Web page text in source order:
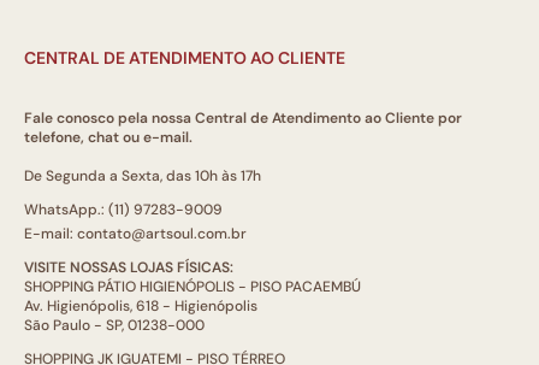
CENTRAL DE ATENDIMENTO AO CLIENTE
Fale conosco pela nossa Central de Atendimento ao Cliente por
telefone, chat ou e-mail.
De Segunda a Sexta, das 10h às 17h
WhatsApp.: (11) 97283-9009
E-mail: contato@artsoul.com.br
VISITE NOSSAS LOJAS FÍSICAS:
SHOPPING PÁTIO HIGIENÓPOLIS - PISO PACAEMBÚ
Av. Higienópolis, 618 - Higienópolis
São Paulo - SP, 01238-000
SHOPPING JK IGUATEMI - PISO TÉRREO